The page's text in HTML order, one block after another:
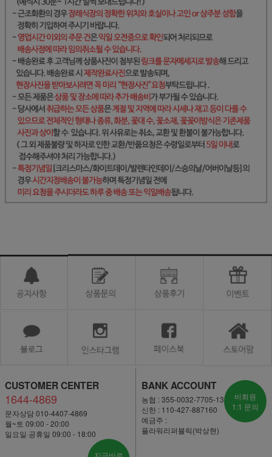
CUSTOMER CENTER
1644-4869
문자상담 010-4407-4869
월~토 09:00 - 20:00
일요일·공휴일 09:00 - 18:00
지금바로
BANK ACCOUNT
농협 : 355-0032-7705-13
신한 : 110-427-887160
예금주 :
플라워리퍼블릭(박상현)
비회원
1:1 문의